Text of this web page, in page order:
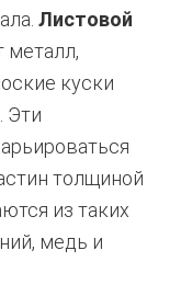
Листовой
металл,
куски
Эти
толщиной
из таких
медь и